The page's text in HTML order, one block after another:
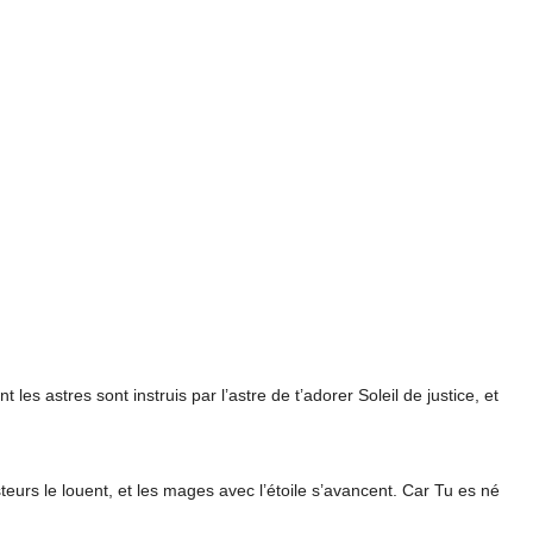
astres sont instruis par l’astre de t’adorer Soleil de justice, et
le louent, et les mages avec l’étoile s’avancent. Car Tu es né